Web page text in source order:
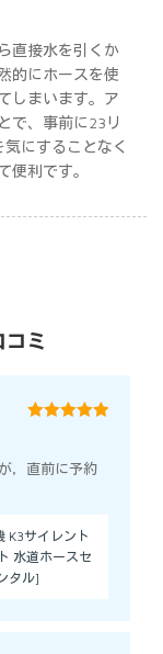
直接水を引くか
的にホースを使
しまいます。ア
で、事前に23リ
にすることなく
便利です。
コミ
，直前に予約
K3サイレント
水道ホースセ
タル]